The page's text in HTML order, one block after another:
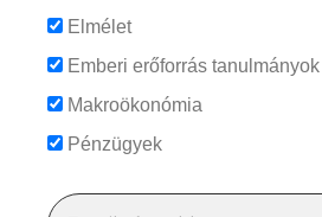
Elmélet
Emberi erőforrás tanulmányok
Makroökonómia
Pénzügyek